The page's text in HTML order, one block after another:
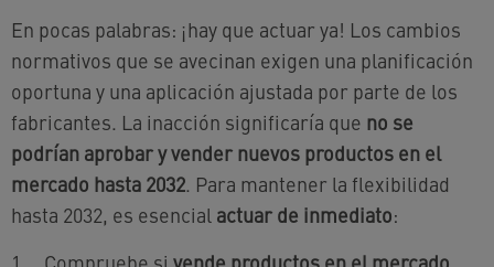
En pocas palabras: ¡hay que actuar ya! Los cambios
normativos que se avecinan exigen una planificación
oportuna y una aplicación ajustada por parte de los
fabricantes. La inacción significaría que no se
podrían aprobar y vender nuevos productos en el
mercado hasta 2032. Para mantener la flexibilidad
hasta 2032, es esencial actuar de inmediato: